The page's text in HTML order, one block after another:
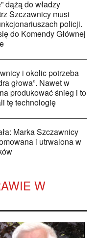
dążą do władzy
Szczawnicy musi
policji.
do Komendy Głównej
i okolic potrzeba
głowa”. Nawet w
produkować śnieg i to
tę technologię
Marka Szczawnicy
i utrwalona w
W